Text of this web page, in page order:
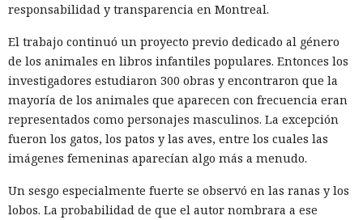
responsabilidad y transparencia en Montreal.
El trabajo continuó un proyecto previo dedicado al género
de los animales en libros infantiles populares. Entonces los
investigadores estudiaron 300 obras y encontraron que la
mayoría de los animales que aparecen con frecuencia eran
representados como personajes masculinos. La excepción
fueron los gatos, los patos y las aves, entre los cuales las
imágenes femeninas aparecían algo más a menudo.
Un sesgo especialmente fuerte se observó en las ranas y los
lobos. La probabilidad de que el autor nombrara a ese